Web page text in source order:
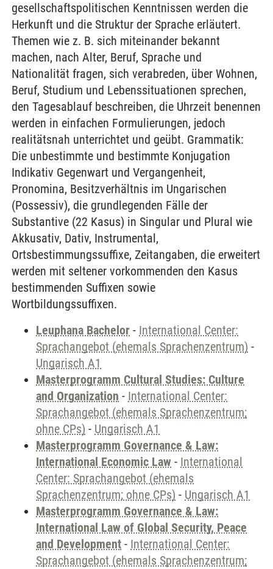
gesellschaftspolitischen Kenntnissen werden die
Herkunft und die Struktur der Sprache erläutert.
Themen wie z. B. sich miteinander bekannt
machen, nach Alter, Beruf, Sprache und
Nationalität fragen, sich verabreden, über Wohnen,
Beruf, Studium und Lebenssituationen sprechen,
den Tagesablauf beschreiben, die Uhrzeit benennen
werden in einfachen Formulierungen, jedoch
realitätsnah unterrichtet und geübt. Grammatik:
Die unbestimmte und bestimmte Konjugation
Indikativ Gegenwart und Vergangenheit,
Pronomina, Besitzverhältnis im Ungarischen
(Possessiv), die grundlegenden Fälle der
Substantive (22 Kasus) in Singular und Plural wie
Akkusativ, Dativ, Instrumental,
Ortsbestimmungssuffixe, Zeitangaben, die erweitert
werden mit seltener vorkommenden den Kasus
bestimmenden Suffixen sowie
Wortbildungssuffixen.
Leuphana Bachelor - International Center:
Sprachangebot (ehemals Sprachenzentrum) -
Ungarisch A1
Masterprogramm Cultural Studies: Culture
and Organization - International Center:
Sprachangebot (ehemals Sprachenzentrum;
ohne CPs) - Ungarisch A1
Masterprogramm Governance & Law:
International Economic Law - International
Center: Sprachangebot (ehemals
Sprachenzentrum; ohne CPs) - Ungarisch A1
Masterprogramm Governance & Law:
International Law of Global Security, Peace
and Development - International Center:
Sprachangebot (ehemals Sprachenzentrum;